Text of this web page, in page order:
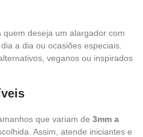
quem deseja um alargador com
a dia ou ocasiões especiais.
veganos ou inspirados
que variam de 3mm a
Assim, atende iniciantes e